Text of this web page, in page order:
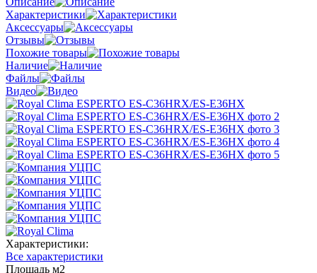
Характеристики
Аксессуары
Отзывы
Похожие товары
Наличие
Файлы
Видео
Характеристики:
Все характеристики
Площадь м2